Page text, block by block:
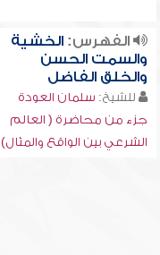
الفهرس:الخشية
والسمت الحسن
والخلق الفاضل
للشيخ: سلمان العودة
جزء من محاضرة ( العالم
الشرعي بين الواقع والمثال)